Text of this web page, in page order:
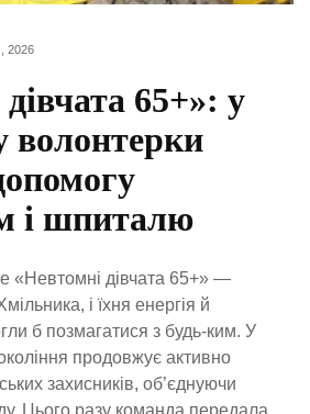
2026
65+»: у
волонтерки
і шпиталю
«Невтомні дівчата 65+» —
і їхня енергія й
б позмагатися з будь-ким. У
продовжує активно
захисників, об’єднуючи
Цього разу команда передала